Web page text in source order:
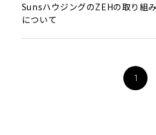
SunsハウジングのZEHの取り組
について
1